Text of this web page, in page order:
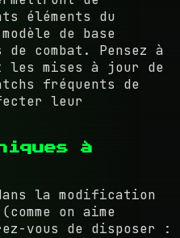
éléments du
de base
combat. Pensez à
les mises à jour de
fréquents de
leur
à
la modification
(comme on aime
vous de disposer :